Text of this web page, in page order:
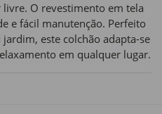
O revestimento em tela
e fácil manutenção. Perfeito
este colchão adapta-se
em qualquer lugar.